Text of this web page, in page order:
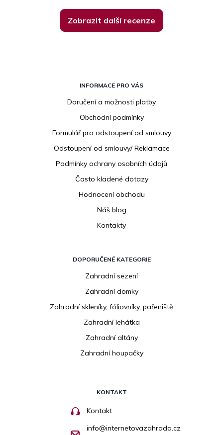
Zobrazit další recenze
INFORMACE PRO VÁS
Doručení a možnosti platby
Obchodní podmínky
Formulář pro odstoupení od smlouvy
Odstoupení od smlouvy/ Reklamace
Podmínky ochrany osobních údajů
Často kladené dotazy
Hodnocení obchodu
Náš blog
Kontakty
DOPORUČENÉ KATEGORIE
Zahradní sezení
Zahradní domky
Zahradní skleníky, fóliovníky, pařeniště
Zahradní lehátka
Zahradní altány
Zahradní houpačky
KONTAKT
Kontakt
info@internetovazahrada.cz